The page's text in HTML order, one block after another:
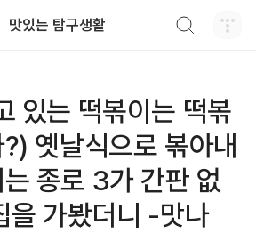
맛있는 탐구생활
있는 떡볶이는 떡볶
옛날식으로 볶아내
종로 3가 간판 없
을 가봤더니 -맛나